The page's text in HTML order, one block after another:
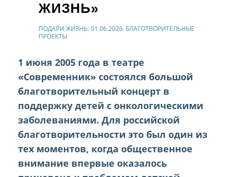
ЖИЗНЬ»
ПОДАРИ ЖИЗНЬ. 01.06.2026. БЛАГОТВОРИТЕЛЬНЫЕ
ПРОЕКТЫ
1 июня 2005 года в театре
«Современник» состоялся большой
благотворительный концерт в
поддержку детей с онкологическими
заболеваниями. Для российской
благотворительности это был один из
тех моментов, когда общественное
внимание впервые оказалось